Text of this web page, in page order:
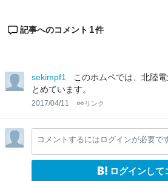
記事へのコメント 1件
sekimpf1
このホムペでは、北陸
とめています。
2017/04/11 リンク
コメントするにはログインが必要で
ログインして